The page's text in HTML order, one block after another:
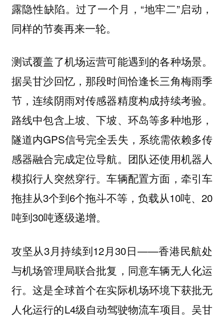
露隐性缺陷。过了一个月，“地牢二”启动，
同样的节奏再来一轮。
测试覆盖了机场运营可能遇到的各种场景。
据吴甘沙回忆，那段时间恰逢长三角梅雨季
节，连续阴雨对传感器精度构成持续考验。
路线中包含上坡、下坡、环岛等多种地形，
隧道内GPS信号完全丢失，系统需依赖多传
感器融合完成定位导航。团队还使用机器人
模拟行人突然穿行。车辆配置方面，牵引车
拖挂从3个到6个拖斗不等，负载从10吨、20
吨到30吨逐级递增。
攻坚从3月持续到12月30日——香港民航处
与机场管理局联合批复，同意车辆无人化运
行。这是全球首个在实际机场环境下获批无
人化运行的L4级自动驾驶物流车项目。吴甘